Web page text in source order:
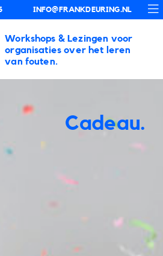
INFO@FRANKDEURING.NL
Foutenfabriek
Workshops & Lezingen voor
organisaties over het leren
van fouten.
Cadeau.